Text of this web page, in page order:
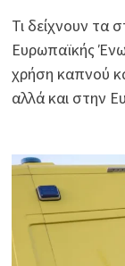
Τι δείχνουν τα
Ευρωπαϊκής
χρήση καπνού
αλλά και στην